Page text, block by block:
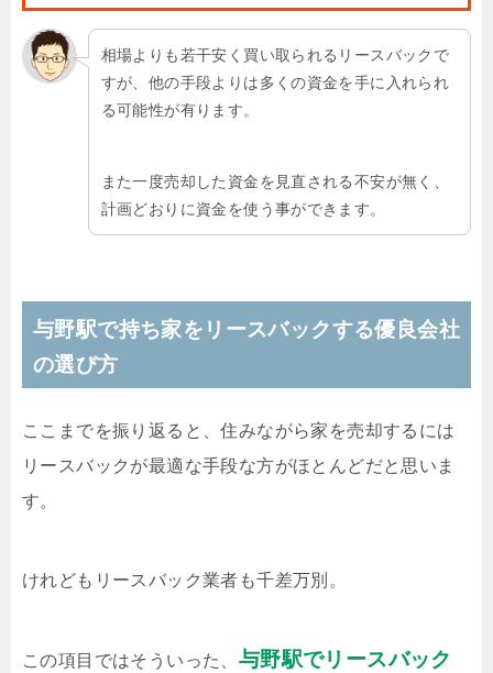
相場よりも若干安く買い取られるリースバックで
すが、他の手段よりは多くの資金を手に入れられ
る可能性が有ります。
また一度売却した資金を見直される不安が無く、
計画どおりに資金を使う事ができます。
与野駅で持ち家をリースバックする優良会社
の選び方
ここまでを振り返ると、住みながら家を売却するには
リースバックが最適な手段な方がほとんどだと思いま
す。
けれどもリースバック業者も千差万別。
この項目ではそういった、 与野駅でリースバック